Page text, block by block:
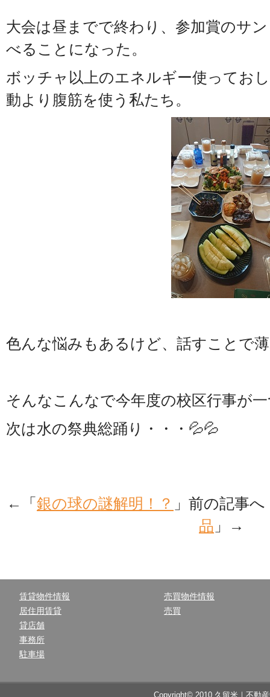
大会は昼までで終わり、参加賞のサ
べることになった。
ボッチャ以上のエネルギー使ってお
動より腹筋を使う私たち。
色んな悩みもあるけど、話すことで
そんなこんなで今年度の校区行事が
次は水の祭典総踊り・・・💦💦
←「 銀の球の謎解明！？ 」前の記
品 」→
賃貸物件情報
居住用賃貸
貸店舗
事務所
駐車場
売買物件情報
売買
Copyright© 2010 久留米｜不動